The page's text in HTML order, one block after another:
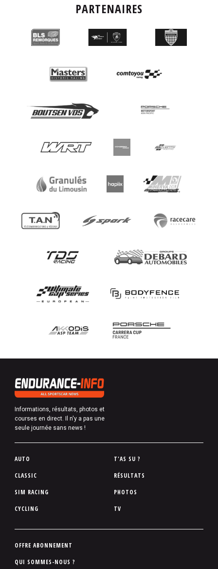
PARTENAIRES
Informations, résultats, photos et
courses en direct. Il n'y a pas une
seule journée sans news !
P
d
d
p
e
AUTO
CLASSIC
SIM RACING
CYCLING
T'AS SU ?
RÉSULTATS
PHOTOS
TV
P
OFFRE ABONNEMENT
QUI SOMMES-NOUS ?